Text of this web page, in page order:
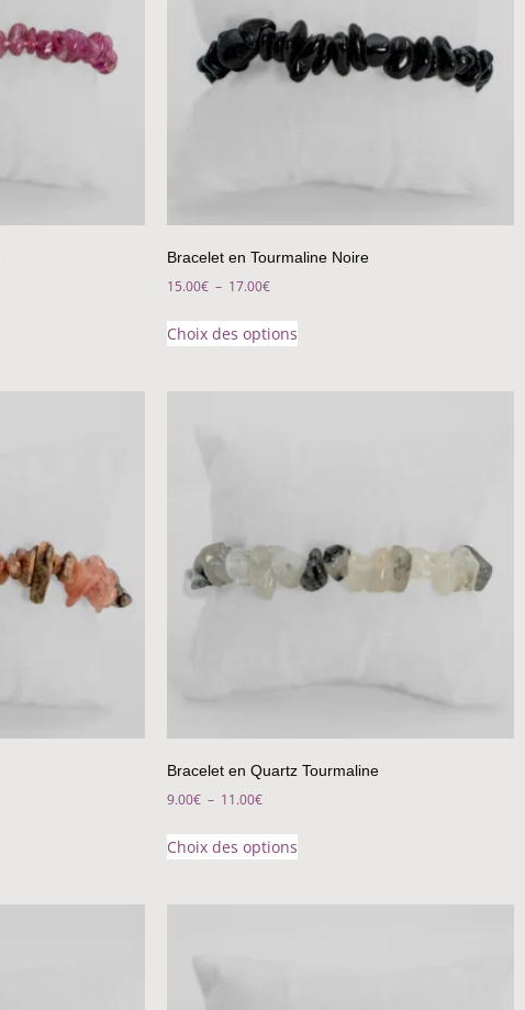
Bracelet en Tourmaline Noire
15.00€ – 17.00€
Choix des options
Bracelet en Quartz Tourmaline
9.00€ – 11.00€
Choix des options